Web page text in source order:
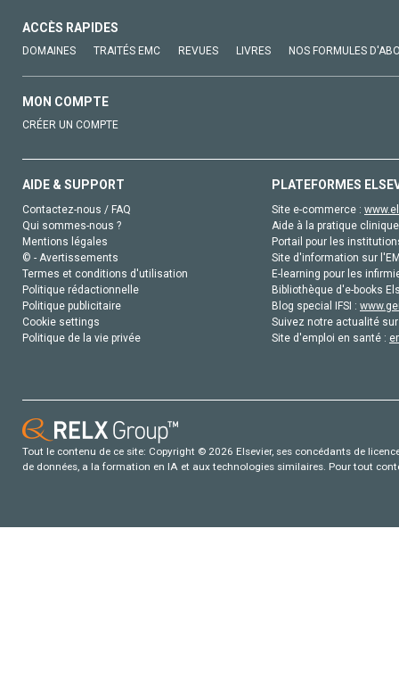
ACCÈS RAPIDES
DOMAINES TRAITÉS EMC REVUES LIVRES NOS FORMULES
MON COMPTE
CRÉER UN COMPTE
AIDE & SUPPORT
Contactez-nous / FAQ
Qui sommes-nous ?
Mentions légales
© - Avertissements
Termes et conditions d'utilisation
Politique rédactionnelle
Politique publicitaire
Cookie settings
Politique de la vie privée
PLATEFORMES
Site e-commerce :
Aide à la pratique
Portail pour les
Site d'information sur
E-learning pour les
Bibliothèque d'e-books
Blog special IFSI :
Suivez notre actualité
Site d'emploi en santé :
Tout le contenu de ce site: Copyright © 2026 Elsevier, ses concédants de
de données, a la formation en IA et aux technologies similaires. Pour tout